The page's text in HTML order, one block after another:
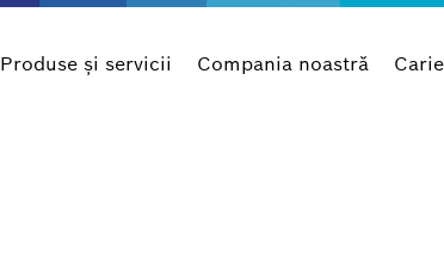
Produse şi servicii Compania noastră